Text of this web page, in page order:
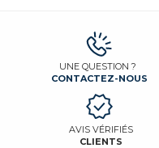
UNE QUESTION ?
CONTACTEZ-NOUS
AVIS VÉRIFIÉS
CLIENTS